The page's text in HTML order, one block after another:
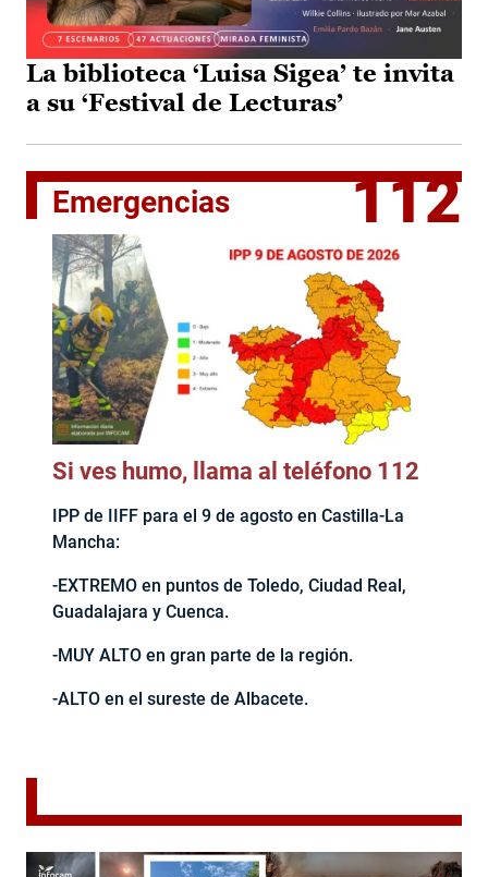
La biblioteca ‘Luisa Sigea’ te invita
a su ‘Festival de Lecturas’
Emergencias 112
Si ves humo, llama al teléfono 112
IPP de IIFF para el 9 de agosto en Castilla-La
Mancha:
-EXTREMO en puntos de Toledo, Ciudad Real,
Guadalajara y Cuenca.
-MUY ALTO en gran parte de la región.
-ALTO en el sureste de Albacete.